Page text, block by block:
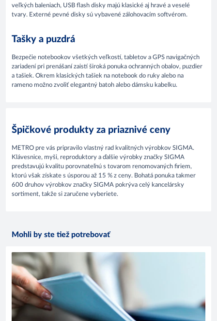
veľkých baleniach, USB flash disky majú klasické aj hravé a veselé
tvary. Externé pevné disky sú vybavené zálohovacím softvérom.
Tašky a puzdrá
Bezpečie notebookov všetkých veľkostí, tabletov a GPS navigačných
zariadení pri prenášaní zaistí široká ponuka ochranných obalov, puzdier
a tašiek. Okrem klasických tašiek na notebook do ruky alebo na
rameno možno zvoliť elegantný batoh alebo dámsku kabelku.
Špičkové produkty za priaznivé ceny
METRO pre vás pripravilo vlastný rad kvalitných výrobkov SIGMA.
Klávesnice, myši, reproduktory a ďalšie výrobky značky SIGMA
predstavujú kvalitu porovnateľnú s tovarom renomovaných firiem,
ktorú však získate s úsporou až 15 % z ceny. Bohatá ponuka takmer
600 druhov výrobkov značky SIGMA pokrýva celý kancelársky
sortiment, takže si zaručene vyberiete.
Mohli by ste tiež potrebovať